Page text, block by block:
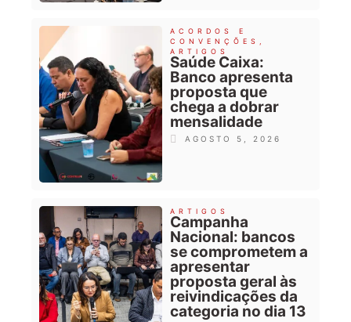
ACORDOS E
CONVENÇÕES ,
ARTIGOS
Saúde Caixa:
Banco apresenta
proposta que
chega a dobrar
mensalidade
AGOSTO 5, 2026
ARTIGOS
Campanha
Nacional: bancos
se comprometem a
apresentar
proposta geral às
reivindicações da
categoria no dia 13